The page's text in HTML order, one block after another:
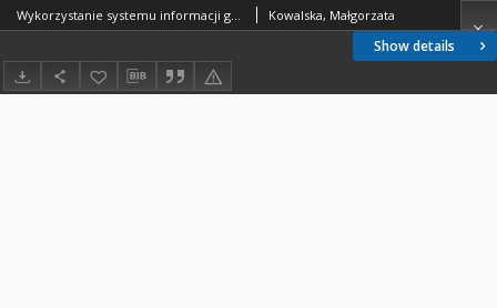
Show details
Wykorzystanie systemu informacji geograficznej w ocenie antropizacji i zagrożenia środowiska geograficznego obszaru silnie uprzemysłowionego Kowalska, Małgorzata